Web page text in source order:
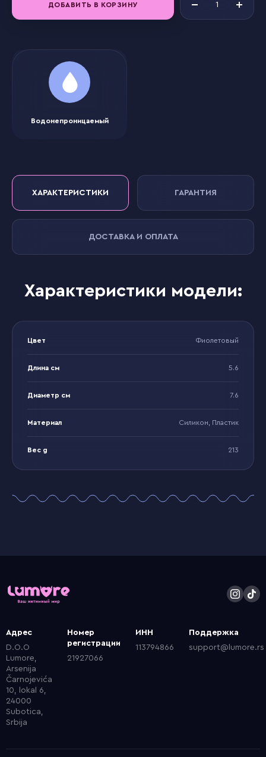
ДОБАВИТЬ В КОРЗИНУ
Водонепроницаемый
ХАРАКТЕРИСТИКИ ГАРАНТИЯ
ДОСТАВКА И ОПЛАТА
Характеристики модели:
Цвет Фиолетовый
Длина см 5.6
Диаметр см 7.6
Материал Силикон, Пластик
Вес g 213
Адрес
D.O.O
Lumore,
Arsenija
Čarnojevića
10, lokal 6,
24000
Subotica,
Srbija
Номер
регистрации
21927066
ИНН
113794866
Поддержка
support@lumore.rs